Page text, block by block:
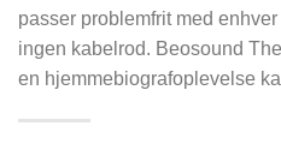
passer problemfrit med
ingen kabelrod. Beosound
en hjemmebiografoplevelse